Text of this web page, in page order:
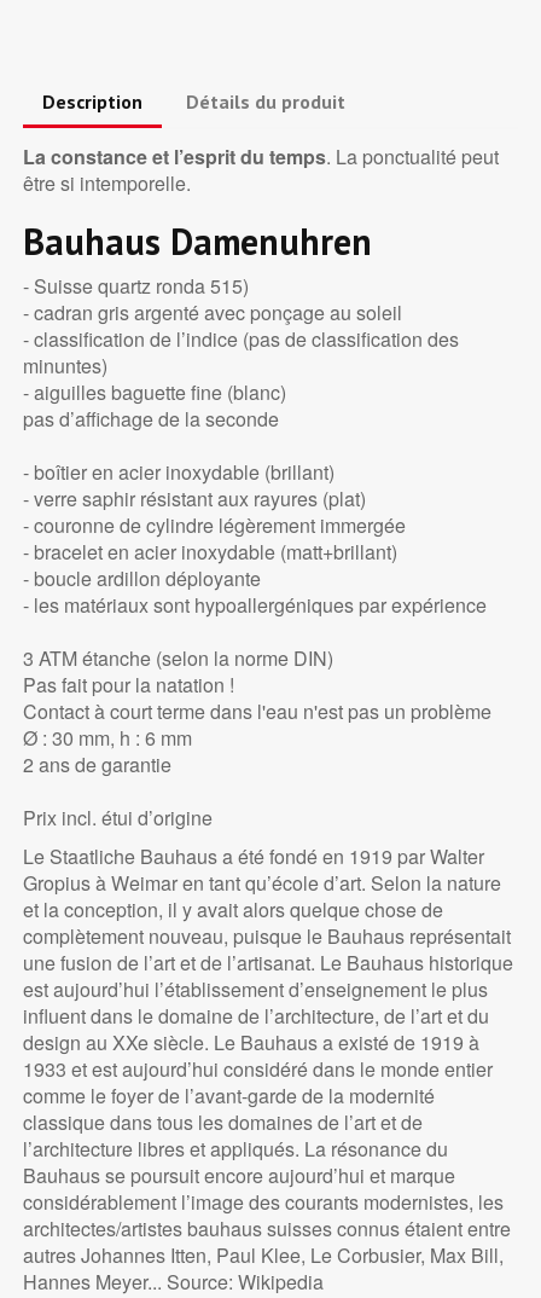
Description Détails du produit
La constance et l’esprit du temps. La ponctualité peut
être si intemporelle.
Bauhaus Damenuhren
- Suisse quartz ronda 515)
- cadran gris argenté avec ponçage au soleil
- classification de l’indice (pas de classification des
minuntes)
- aiguilles baguette fine (blanc)
pas d’affichage de la seconde
- boîtier en acier inoxydable (brillant)
- verre saphir résistant aux rayures (plat)
- couronne de cylindre légèrement immergée
- bracelet en acier inoxydable (matt+brillant)
- boucle ardillon déployante
- les matériaux sont hypoallergéniques par expérience
3 ATM étanche (selon la norme DIN)
Pas fait pour la natation !
Contact à court terme dans l'eau n'est pas un problème
Ø : 30 mm, h : 6 mm
2 ans de garantie
Prix incl. étui d’origine
Le Staatliche Bauhaus a été fondé en 1919 par Walter
Gropius à Weimar en tant qu’école d’art. Selon la nature
et la conception, il y avait alors quelque chose de
complètement nouveau, puisque le Bauhaus représentait
une fusion de l’art et de l’artisanat. Le Bauhaus historique
est aujourd’hui l’établissement d’enseignement le plus
influent dans le domaine de l’architecture, de l’art et du
design au XXe siècle. Le Bauhaus a existé de 1919 à
1933 et est aujourd’hui considéré dans le monde entier
comme le foyer de l’avant-garde de la modernité
classique dans tous les domaines de l’art et de
l’architecture libres et appliqués. La résonance du
Bauhaus se poursuit encore aujourd’hui et marque
considérablement l’image des courants modernistes, les
architectes/artistes bauhaus suisses connus étaient entre
autres Johannes Itten, Paul Klee, Le Corbusier, Max Bill,
Hannes Meyer... Source: Wikipedia